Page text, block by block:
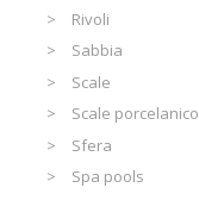
Rivoli
Sabbia
Scale
Scale porcelanico
Sfera
Spa pools